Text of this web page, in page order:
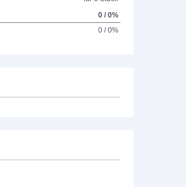
0 / 0%
0 / 0%